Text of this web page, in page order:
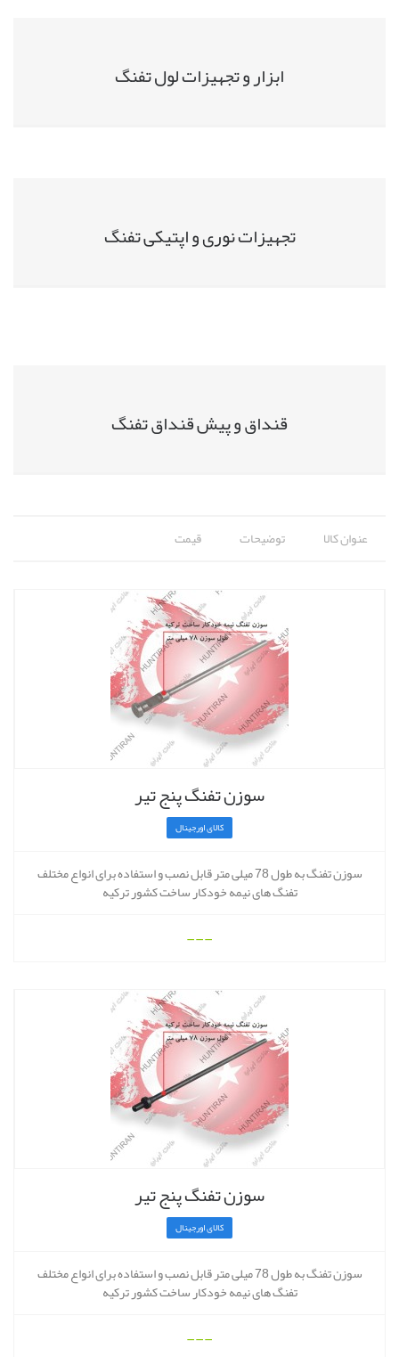
ابزار و تجهیزات لول تفنگ
تجهیزات نوری و اپتیکی تفنگ
قنداق و پیش قنداق تفنگ
عنوان کالا توضیحات قیمت
سوزن تفنگ پنج تیر
کالای اورجینال
سوزن تفنگ به طول 78 میلی متر قابل نصب و استفاده برای انواع مختلف
تفنگ های نیمه خودکار ساخت کشور ترکیه
---
سوزن تفنگ پنج تیر
کالای اورجینال
سوزن تفنگ به طول 78 میلی متر قابل نصب و استفاده برای انواع مختلف
تفنگ های نیمه خودکار ساخت کشور ترکیه
---